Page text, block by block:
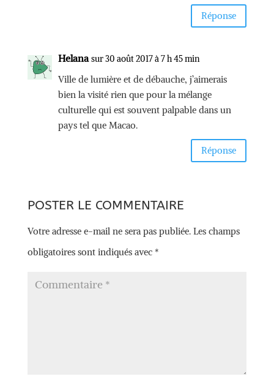
Réponse
Helana sur 30 août 2017 à 7 h 45 min
Ville de lumière et de débauche, j’aimerais
bien la visité rien que pour la mélange
culturelle qui est souvent palpable dans un
pays tel que Macao.
Réponse
POSTER LE COMMENTAIRE
Votre adresse e-mail ne sera pas publiée. Les champs
obligatoires sont indiqués avec *